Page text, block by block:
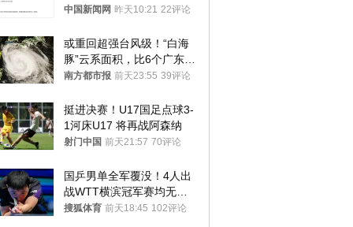
吗？
中国新闻网 昨天10:21 22评论
或重回超强台风级！“白海
豚”云系面积，比6个广东还
大！深圳官方：注意这件事
南方都市报 前天23:55 39评论
挺进决赛！U17国足点球3-
1河床U17 将再战阿森纳
射门中国 前天21:57 70评论
国乒男单全军覆没！4人出
战WTT横滨冠军赛均无缘
八强
搜狐体育 前天18:45 102评论